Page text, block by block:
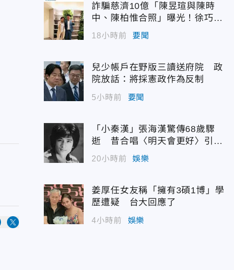
詐騙慈濟10億「陳昱瑄與陳時
中、陳柏惟合照」曝光！徐巧芯
震撼出手
18小時前 要聞
兒少帳戶在野版三讀送府院 政
院放話：將採憲政作為反制
5小時前 要聞
「小秦漢」張海漢驚傳68歲驟
逝 昔合唱〈明天會更好〉引追
20小時前 娛樂
姜厚任女友稱「擁有3碩1博」學
歷遭疑 台大回應了
4小時前 娛樂